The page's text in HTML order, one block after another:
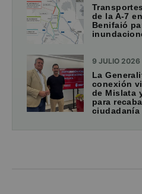
de la A-7
Benifaió
9 JULIO 2026
La
conexión
de Mislata
para
ciudadanía